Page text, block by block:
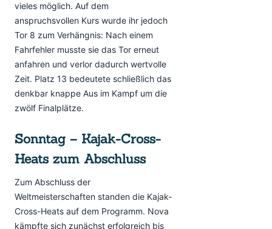
vieles möglich. Auf dem
anspruchsvollen Kurs wurde ihr jedoch
Tor 8 zum Verhängnis: Nach einem
Fahrfehler musste sie das Tor erneut
anfahren und verlor dadurch wertvolle
Zeit. Platz 13 bedeutete schließlich das
denkbar knappe Aus im Kampf um die
zwölf Finalplätze.
Sonntag – Kajak-Cross-
Heats zum Abschluss
Zum Abschluss der
Weltmeisterschaften standen die Kajak-
Cross-Heats auf dem Programm. Nova
kämpfte sich zunächst erfolgreich bis